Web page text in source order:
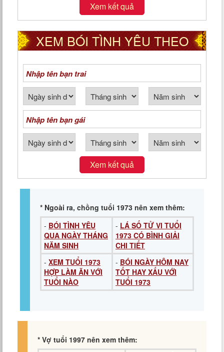
Xem kết quả
XEM BÓI TÌNH YÊU THEO
NGÀY THÁNG NĂM SINH
Xem kết quả
* Ngoài ra, chồng tuổi 1973 nên xem thêm:
- BÓI TÌNH YÊU
QUA NGÀY THÁNG
NĂM SINH
- LÁ SỐ TỬ VI TUỔI
1973 CÓ BÌNH GIẢI
CHI TIẾT
- XEM TUỔI 1973
HỢP LÀM ĂN VỚI
TUỔI NÀO
- BÓI NGÀY HÔM NAY
TỐT HAY XẤU VỚI
TUỔI 1973
* Vợ tuổi 1997 nên xem thêm: